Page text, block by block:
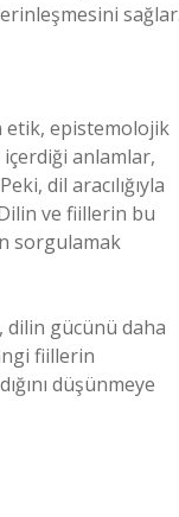
etik, epistemolojik
içerdiği anlamlar,
dil aracılığıyla
ve fiillerin bu
sorgulamak
gücünü daha
fiillerin
düşünmeye